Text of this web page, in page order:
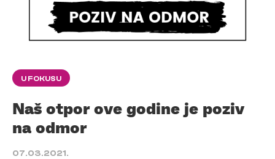
U FOKUSU
Naš otpor ove godine je poziv
na odmor
07.03.2021.